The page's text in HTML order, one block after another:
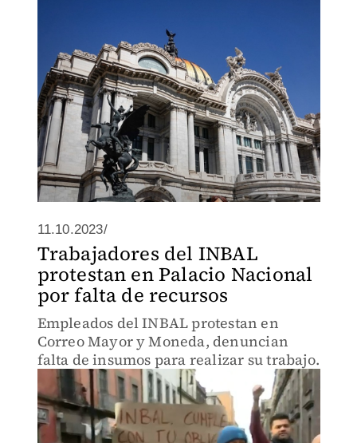
11.10.2023/
Trabajadores del INBAL
protestan en Palacio Nacional
por falta de recursos
Empleados del INBAL protestan en
Correo Mayor y Moneda, denuncian
falta de insumos para realizar su trabajo.